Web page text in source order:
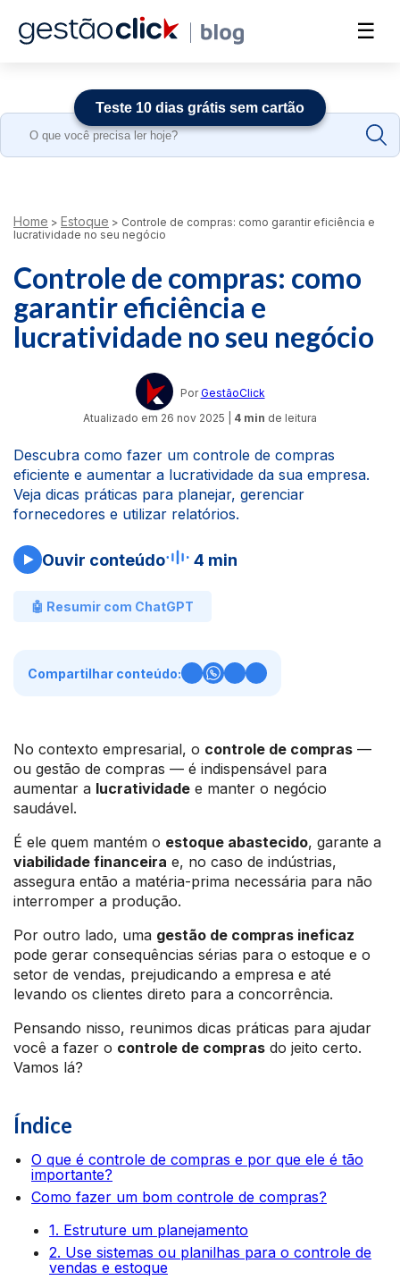
☰
Search
Home > Estoque > Controle de compras: como garantir eficiência e
lucratividade no seu negócio
Controle de compras: como
garantir eficiência e
lucratividade no seu negócio
Por GestãoClick
Atualizado em 26 nov 2025 4 min de leitura
Descubra como fazer um controle de compras
eficiente e aumentar a lucratividade da sua empresa.
Veja dicas práticas para planejar, gerenciar
fornecedores e utilizar relatórios.
Ouvir conteúdo 4 min
🤖 Resumir com ChatGPT
Compartilhar conteúdo:
No contexto empresarial, o controle de compras —
ou gestão de compras — é indispensável para
aumentar a lucratividade e manter o negócio
saudável.
É ele quem mantém o estoque abastecido, garante a
viabilidade financeira e, no caso de indústrias,
assegura então a matéria-prima necessária para não
interromper a produção.
Por outro lado, uma gestão de compras ineficaz
pode gerar consequências sérias para o estoque e o
setor de vendas, prejudicando a empresa e até
levando os clientes direto para a concorrência.
Pensando nisso, reunimos dicas práticas para ajudar
você a fazer o controle de compras do jeito certo.
Vamos lá?
Índice
O que é controle de compras e por que ele é tão
importante?
Como fazer um bom controle de compras?
1. Estruture um planejamento
2. Use sistemas ou planilhas para o controle de
vendas e estoque
Teste 10 dias grátis sem cartão